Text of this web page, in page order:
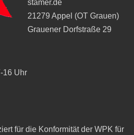
stamer.de
21279 Appel (OT Grauen)
Grauener Dorfstraße 29
16 Uhr
für die Konformität der WPK für